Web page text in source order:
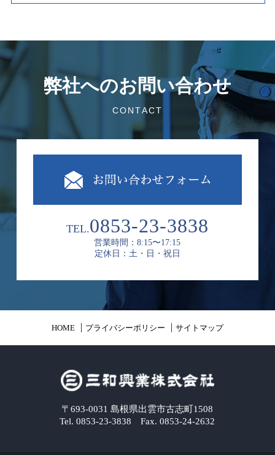
弊社へのお問い合わせ
CONTACT
TEL.0853-23-3838
営業時間：8:15〜17:15
定休日：土・日・祝日
HOME プライバシーポリシー サイトマップ
〒693-0031 島根県出雲市古志町1508
Tel. 0853-23-3838 Fax. 0853-24-2632